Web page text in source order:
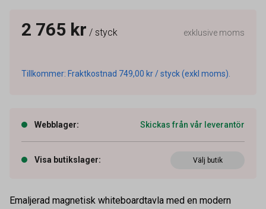
2 765 kr / styck exklusive moms
Tillkommer: Fraktkostnad 749,00 kr / styck (exkl moms).
Webblager: Skickas från vår leverantör
Visa butikslager: Välj butik
Emaljerad magnetisk whiteboardtavla med en modern